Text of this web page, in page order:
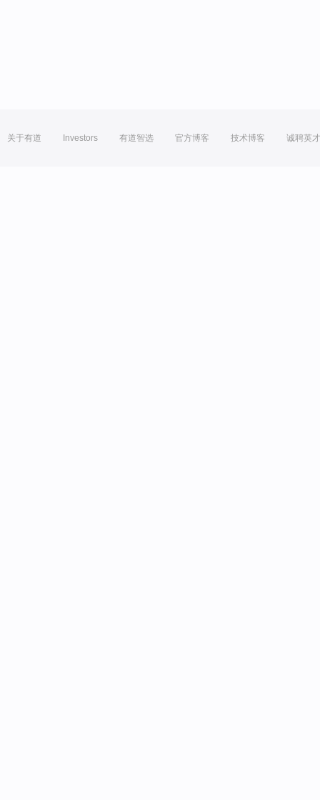
关于有道 Investors 有道智选 官方博客 技术博客 诚聘英才